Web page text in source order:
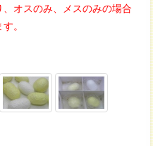
オスのみ、メスのみの場合
。